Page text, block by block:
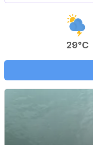
29°C